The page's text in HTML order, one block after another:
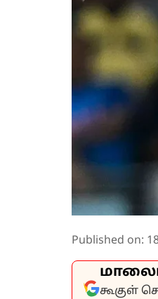
Published on:
கூகுள்